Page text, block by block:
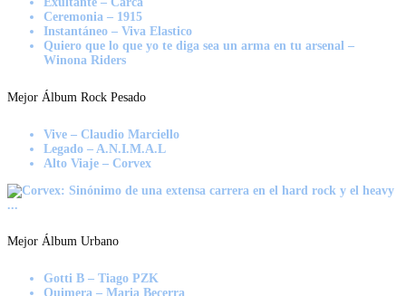
Ceremonia – 1915
Instantáneo – Viva Elastico
Quiero que lo que yo te diga sea un arma en tu arsenal –
Winona Riders
Mejor Álbum Rock Pesado
Vive – Claudio Marciello
Legado – A.N.I.M.A.L
Alto Viaje – Corvex
Mejor Álbum Urbano
Gotti B – Tiago PZK
Quimera – Maria Becerra